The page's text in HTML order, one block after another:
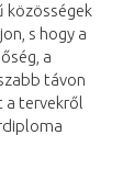
közösségek
s hogy a
a
távon
a tervekről